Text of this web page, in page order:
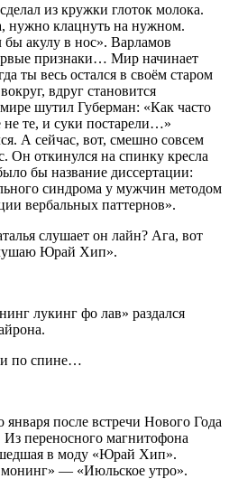
из кружки глоток молока.
нужно клацнуть на нужном.
акулу в нос». Варламов
признаки… Мир начинает
ты весь остался в своём старом
вдруг становится
шутил Губерман: «Как часто
те, и суки постарели…»
А сейчас, вот, смешно совсем
Он откинулся на спинку кресла
бы название диссертации:
синдрома у мужчин методом
вербальных паттернов».
слушает он лайн? Ага, вот
Юрай Хип».
лукинг фо лав» раздался
по спине…
после встречи Нового Года
переносного магнитофона
в моду «Юрай Хип».
— «Июльское утро».